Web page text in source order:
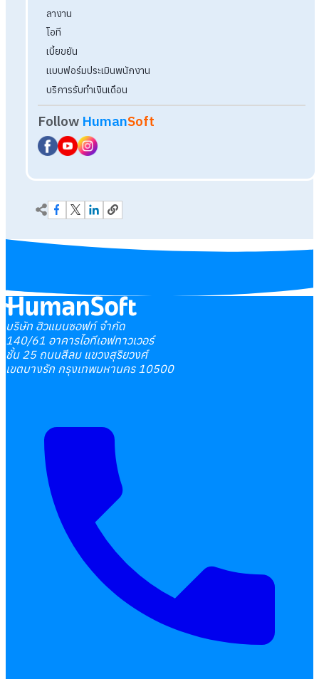
บริษัท ฮิวแมนซอฟท์ จำกัด
140/61 อาคารไอทีเอฟทาวเวอร์
ชั้น 25 ถนนสีลม แขวงสุริยวงศ์
เขตบางรัก กรุงเทพมหานคร 10500